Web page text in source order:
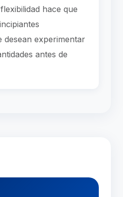
hace que
desean experimentar
antes de